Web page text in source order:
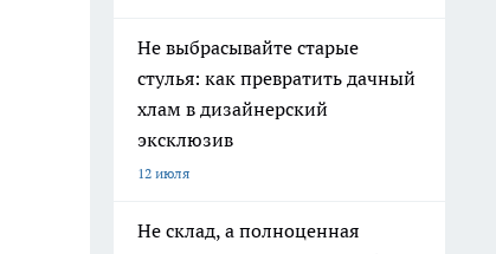
Не выбрасывайте старые
стулья: как превратить дачный
хлам в дизайнерский
эксклюзив
12 июля
Не склад, а полноценная